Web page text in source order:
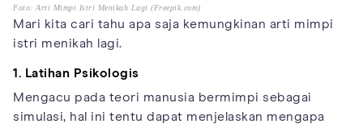
Foto: Arti Mimpi Istri Menikah Lagi (Freepik.com)
Mari kita cari tahu apa saja kemungkinan arti mimpi
istri menikah lagi.
1. Latihan Psikologis
Mengacu pada teori manusia bermimpi sebagai
simulasi, hal ini tentu dapat menjelaskan mengapa